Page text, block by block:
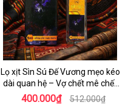
Lọ xịt Sìn Sú Đế Vương mẹo kéo
dài quan hệ – Vợ chết mê chết
mệt
400.000₫ 512.000₫